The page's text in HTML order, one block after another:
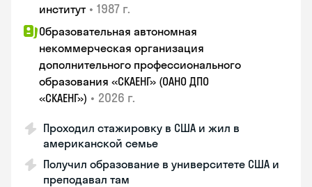
институт • 1987 г.
Образовательная автономная
некоммерческая организация
дополнительного профессионального
образования «СКАЕНГ» (ОАНО ДПО
«СКАЕНГ») • 2026 г.
Проходил стажировку в США и жил в
американской семье
Получил образование в университете США и
преподавал там